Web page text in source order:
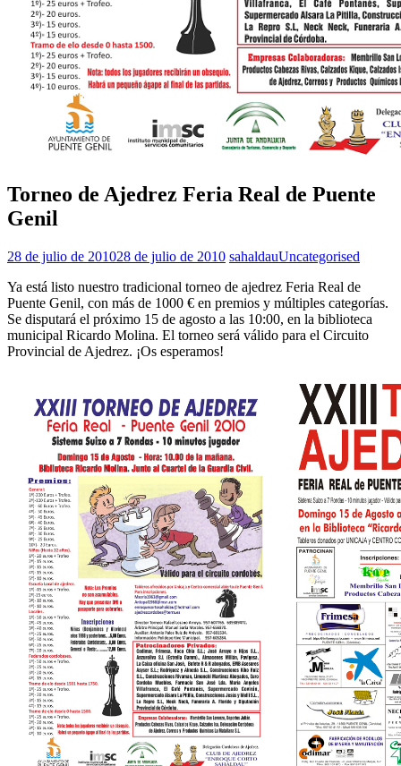
Torneo de Ajedrez Feria Real de Puente
Genil
28 de julio de 201028 de julio de 2010 sahaldauUncategorised
Ya está listo nuestro tradicional torneo de ajedrez Feria Real de
Puente Genil, con más de 1000 € en premios y múltiples categorías.
Se disputará el próximo 15 de agosto a las 10:00, en la biblioteca
municipal Ricardo Molina. El torneo será válido para el Circuito
Provincial de Ajedrez. ¡Os esperamos!